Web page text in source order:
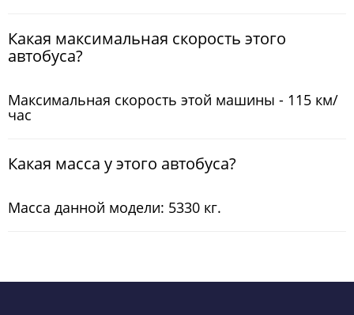
Какая максимальная скорость этого
автобуса?
Максимальная скорость этой машины - 115 км/
час
Какая масса у этого автобуса?
Масса данной модели: 5330 кг.